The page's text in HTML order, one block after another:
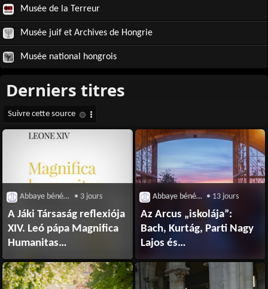
Musée de la Terreur
Musée juif et Archives de Hongrie
Musée national hongrois
Abbaye bénédictine de Pannonhalma • 3 jours
A Jáki Társaság reflexiója
XIV. Leó pápa Magnifica
Humanitas
kezdetű enciklikájáról
Abbaye bénédictine de Pannonhalma • 13 jours
Az Arcus „iskolája”:
Bach, Kurtág, Parti Nagy
Lajos és
Pannonhalma csendje